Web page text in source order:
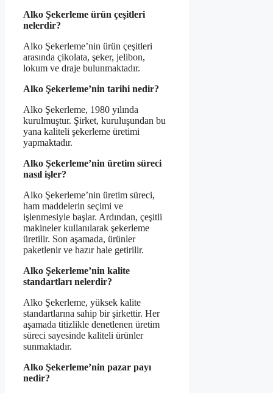
Alko Şekerleme ürün çeşitleri
nelerdir?
Alko Şekerleme’nin ürün çeşitleri
arasında çikolata, şeker, jelibon,
lokum ve draje bulunmaktadır.
Alko Şekerleme’nin tarihi nedir?
Alko Şekerleme, 1980 yılında
kurulmuştur. Şirket, kuruluşundan bu
yana kaliteli şekerleme üretimi
yapmaktadır.
Alko Şekerleme’nin üretim süreci
nasıl işler?
Alko Şekerleme’nin üretim süreci,
ham maddelerin seçimi ve
işlenmesiyle başlar. Ardından, çeşitli
makineler kullanılarak şekerleme
üretilir. Son aşamada, ürünler
paketlenir ve hazır hale getirilir.
Alko Şekerleme’nin kalite
standartları nelerdir?
Alko Şekerleme, yüksek kalite
standartlarına sahip bir şirkettir. Her
aşamada titizlikle denetlenen üretim
süreci sayesinde kaliteli ürünler
sunmaktadır.
Alko Şekerleme’nin pazar payı
nedir?